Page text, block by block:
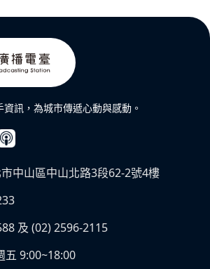
訊，為城市傳遞心動與感動。
中山區中山北路3段62-2號4樓
及 (02) 2596-2115
五 9:00~18:00